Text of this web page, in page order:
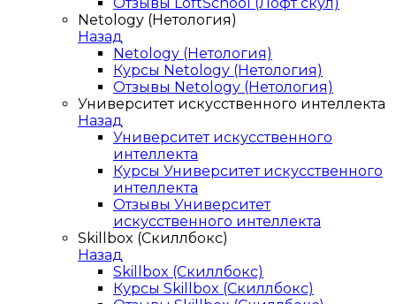
Netology (Нетология)
Назад
Netology (Нетология)
Курсы Netology (Нетология)
Отзывы Netology (Нетология)
Университет искусственного интеллекта
Назад
Университет искусственного
интеллекта
Курсы Университет искусственного
интеллекта
Отзывы Университет
искусственного интеллекта
Skillbox (Скиллбокс)
Назад
Skillbox (Скиллбокс)
Курсы Skillbox (Скиллбокс)